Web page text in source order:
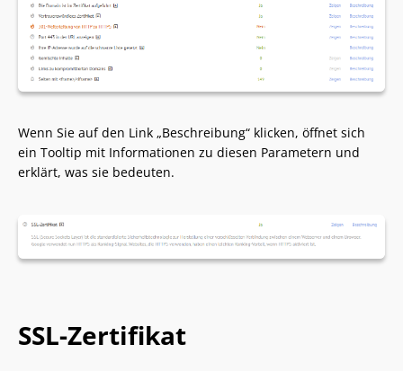
Wenn Sie auf den Link „Beschreibung“ klicken, öffnet sich
ein Tooltip mit Informationen zu diesen Parametern und
erklärt, was sie bedeuten.
SSL-Zertifikat